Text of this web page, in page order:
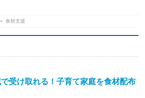
» 食材支援
で受け取れる！子育て家庭を食材配布